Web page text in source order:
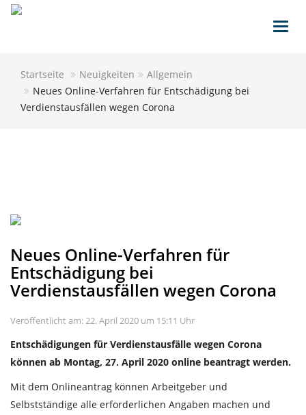
Startseite Neuigkeiten
Allgemein
Neues Online-Verfahren für Entschädigung bei
Verdienstausfällen wegen Corona
Neues Online-Verfahren für
Entschädigung bei
Verdienstausfällen wegen Corona
Veröffentlicht am: 22. April 2020 um 15:11 Uhr
Entschädigungen für Verdienstausfälle wegen Corona
können ab Montag, 27. April 2020 online beantragt werden.
Mit dem Onlineantrag können Arbeitgeber und
Selbstständige alle erforderlichen Angaben machen und